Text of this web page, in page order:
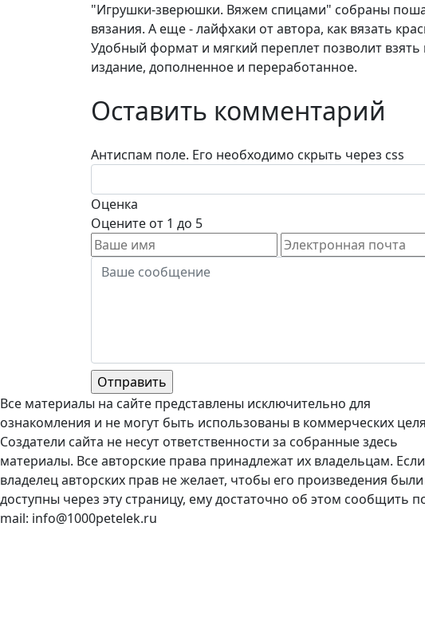
"Игрушки-зверюшки. Вяжем спицами" собраны
вязания. А еще - лайфхаки от автора, как вязать
Удобный формат и мягкий переплет позволит
издание, дополненное и переработанное.
Оставить комментарий
Антиспам поле. Его необходимо скрыть через css
Оценка
Оцените от 1 до 5
Все материалы на сайте представлены исключительно для
ознакомления и не могут быть использованы в коммерческих
Создатели сайта не несут ответственности за собранные здесь
материалы. Все авторские права принадлежат их владельцам. Если
владелец авторских прав не желает, чтобы его произведения были
доступны через эту страницу, ему достаточно об этом сообщить
mail: info@1000petelek.ru